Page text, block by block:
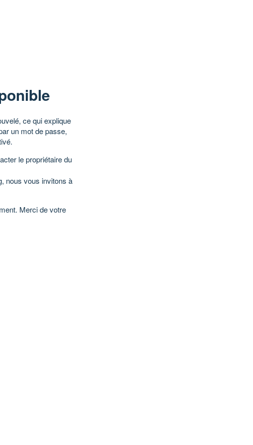
ce qui explique
un mot de passe,
le propriétaire du
nous vous invitons à
Merci de votre